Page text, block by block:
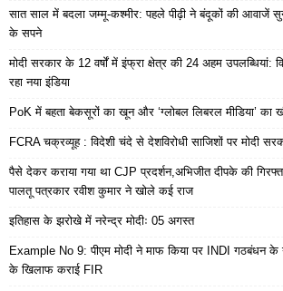
सात साल में बदला जम्मू-कश्मीर: पहले पीढ़ी ने बंदूकों की आवाजें
के सपने
मोदी सरकार के 12 वर्षों में इंफ्रा क्षेत्र की 24 अहम उपलब्धियां:
रहा नया इंडिया
PoK में बहता बेकसूरों का खून और ‘ग्लोबल लिबरल मीडिया’ का
FCRA चक्रव्यूह : विदेशी चंदे से देशविरोधी साजिशों पर मोदी
पैसे देकर कराया गया था CJP प्रदर्शन,अभिजीत दीपके की
पालतू पत्रकार रवीश कुमार ने खोले कई राज
इतिहास के झरोखे में नरेन्द्र मोदीः 05 अगस्त
Example No 9: पीएम मोदी ने माफ किया पर INDI गठबंधन के
के खिलाफ कराई FIR